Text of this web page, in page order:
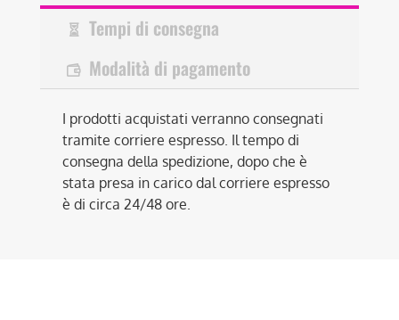
Tempi di consegna
Modalità di pagamento
I prodotti acquistati verranno consegnati
tramite corriere espresso. Il tempo di
consegna della spedizione, dopo che è
stata presa in carico dal corriere espresso
è di circa 24/48 ore.